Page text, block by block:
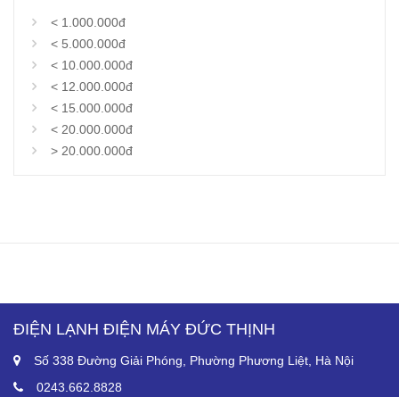
< 1.000.000đ
< 5.000.000đ
< 10.000.000đ
< 12.000.000đ
< 15.000.000đ
< 20.000.000đ
> 20.000.000đ
ĐIỆN LẠNH ĐIỆN MÁY ĐỨC THỊNH
Số 338 Đường Giải Phóng, Phường Phương Liệt, Hà Nội
0243.662.8828